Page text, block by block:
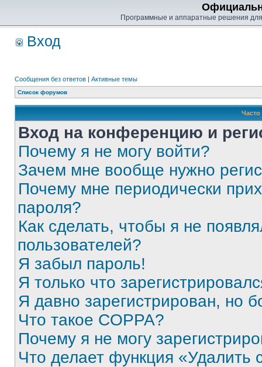
Программные и аппаратные решения
Вход
Сообщения без ответов | Активные темы
Список форумов
Вход на конференцию и
Почему я не могу войти?
Зачем мне вообще нужно
Почему мне периодически
пароля?
Как сделать, чтобы я не
пользователей?
Я забыл пароль!
Я только что
Я давно зарегистрирован, но
Что такое COPPA?
Почему я не могу
Что делает функция «Удалить